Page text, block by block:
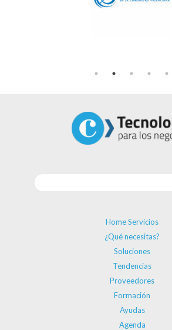
Home Servicios
¿Qué necesitas?
Soluciones
Tendencias
Proveedores
Formación
Ayudas
Agenda